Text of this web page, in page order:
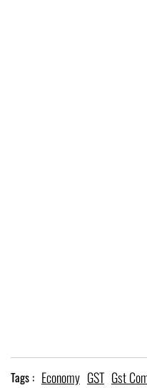
Tags : Economy GST Gst